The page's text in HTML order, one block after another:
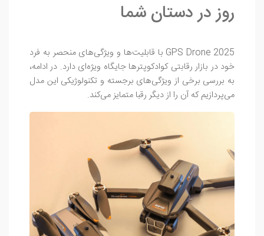
روز در دستان شما
GPS Drone 2025 با قابلیت‌ها و ویژگی‌های منحصر به فرد
خود در بازار رقابتی کوادکوپترها جایگاه ویژه‌ای دارد. در ادامه،
به بررسی برخی از ویژگی‌های برجسته و تکنولوژیکی این مدل
می‌پردازیم که آن را از دیگر رقبا متمایز می‌کند.